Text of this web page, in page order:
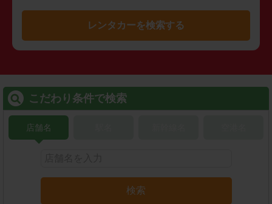
レンタカーを検索する
こだわり条件で検索
店舗名
検索